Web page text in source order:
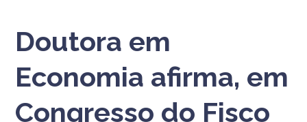
Doutora em
Economia afirma, em
Congresso do Fisco